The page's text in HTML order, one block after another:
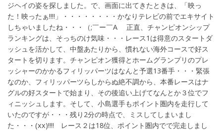
ジヘイの姿を探しました。で、画面に出てきたときは、「映っ
た！映ったぁ!!!!」・・・・・・・・かなりテレビの前でエキサイト
しちゃいましたね・・・（;￣ー￣A 正直、チャンピオンシップ
ランキングは、そっちのけ気味・・・レース1は得意のスタートダ
ッシュを活かして、中盤あたりから、慣れない海外コースで好ス
タートを切ります。チャンピオン獲得とホームグランプリのプレ
ッシャーのかかるフィリッパーツはなんと予選13番手・・・緊張
なのか、フィリッパーツらしからぬ絶不調から、本番レースはナ
グルの好スタートで始まり、その後追い上げてなんとか３位でフ
ィニッシュします。そして、小島選手もポイント圏内を走行して
いたのですが・・・残り2分の時点で、ミスしてしまいまし
た・・・(хх)!!!! レース２は18位、ポイント圏内でで完走しまし